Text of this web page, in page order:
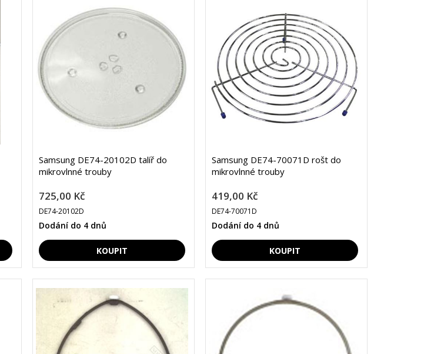
Samsung DE74-20102D talíř do
mikrovlnné trouby
725,00 Kč
DE74-20102D
Dodání do 4 dnů
Samsung DE74-70071D rošt do
mikrovlnné trouby
419,00 Kč
DE74-70071D
Dodání do 4 dnů